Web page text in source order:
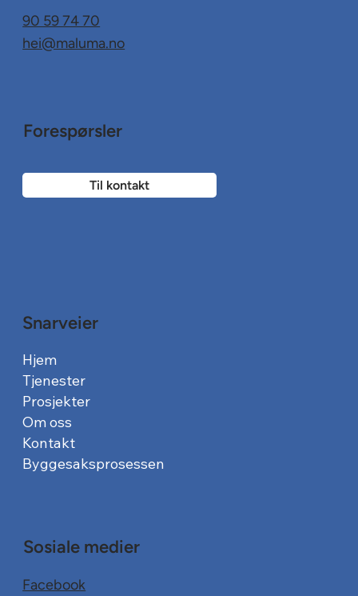
Snarveier
Hjem
Tjenester
Prosjekter
Om oss
Kontakt
Byggesaksprosessen
90 59 74 70
hei@maluma.no
Sosiale medier
Facebook
Forespørsler
Til kontakt